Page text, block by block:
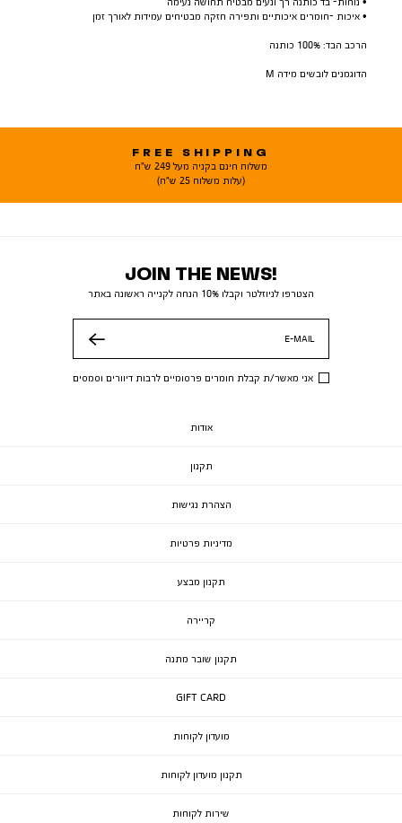
• איכות -חומרים איכותיים ותפירה חזקה מבטיחים עמידות לאורך זמן
הרכב הבד: 100% כותנה
הדוגמנים לובשים מידה M
FREE SHIPPING
משלוח חינם בקניה מעל 249 ש"ח
(עלות משלוח 25 ש"ח)
JOIN THE NEWS!
הצטרפו לניוזלטר וקבלו 10% הנחה לקנייה ראשונה באתר
E-MAIL
אני מאשר/ת קבלת חומרים פרסומיים לרבות דיוורים וסמסים
אודות
תקנון
הצהרת נגישות
מדיניות פרטיות
תקנון מבצע
קריירה
תקנון שובר מתנה
GIFT CARD
מועדון לקוחות
תקנון מועדון לקוחות
שירות לקוחות